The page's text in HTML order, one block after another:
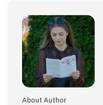
About Author